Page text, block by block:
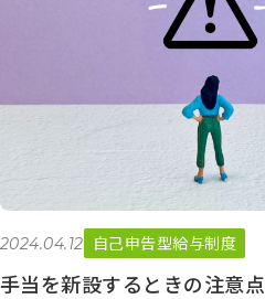
2024.04.12 自己申告型給与制度
手当を新設するときの注意点